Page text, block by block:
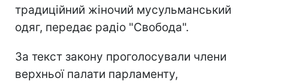
традиційний жіночий мусульманський
одяг, передає радіо "Свобода".
За текст закону проголосували члени
верхньої палати парламенту,